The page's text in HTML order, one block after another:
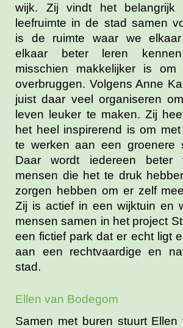
wijk. Zij vindt het
leefruimte in de stad samen
is de ruimte waar we elkaar
elkaar beter leren
misschien makkelijker is om
overbruggen. Volgens Anne
juist daar veel organiseren
leven leuker te maken. Zij
het heel inspirerend is om
te werken aan een groenere
Daar wordt iedereen
mensen die het te druk
zorgen hebben om er zelf
Zij is actief in een wijktuin en
mensen samen in het project
een fictief park dat er echt ligt
aan een rechtvaardige en
stad.
Ellen van Bodegom
Samen met buren stuurt Ellen